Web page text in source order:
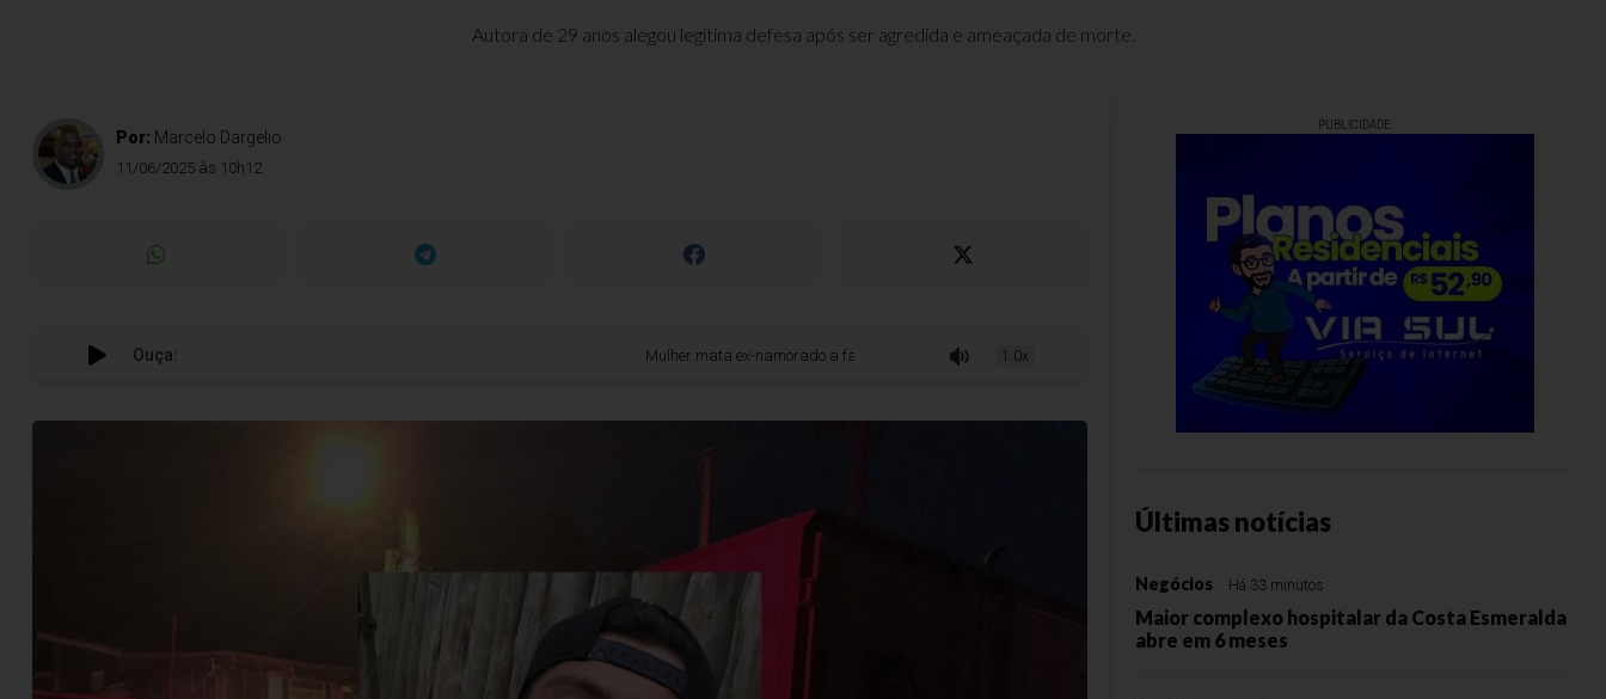
Autora de 29 anos alegou legítima defesa após ser agredida e ameaçada de morte.
Por: Marcelo Dargelio
11/06/2025 às 10h12
Ouça: Mulher mata ex-namorado a facadas e se apresenta na delegacia
1.0x
PUBLICIDADE
Últimas notícias
Negócios Há 33 minutos
Maior complexo hospitalar da Costa Esmeralda
abre em 6 meses